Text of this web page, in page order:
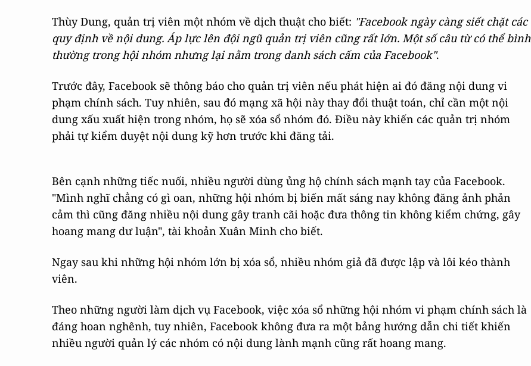
Thùy Dung, quản trị viên một nhóm về dịch thuật cho biết: "Facebook ngày càng siết chặt các
quy định về nội dung. Áp lực lên đội ngũ quản trị viên cũng rất lớn. Một số câu từ có thể bình
thường trong hội nhóm nhưng lại nằm trong danh sách cấm của Facebook".
Trước đây, Facebook sẽ thông báo cho quản trị viên nếu phát hiện ai đó đăng nội dung vi
phạm chính sách. Tuy nhiên, sau đó mạng xã hội này thay đổi thuật toán, chỉ cần một nội
dung xấu xuất hiện trong nhóm, họ sẽ xóa sổ nhóm đó. Điều này khiến các quản trị nhóm
phải tự kiểm duyệt nội dung kỹ hơn trước khi đăng tải.
Bên cạnh những tiếc nuối, nhiều người dùng ủng hộ chính sách mạnh tay của Facebook.
"Mình nghĩ chẳng có gì oan, những hội nhóm bị biến mất sáng nay không đăng ảnh phản
cảm thì cũng đăng nhiều nội dung gây tranh cãi hoặc đưa thông tin không kiểm chứng, gây
hoang mang dư luận", tài khoản Xuân Minh cho biết.
Ngay sau khi những hội nhóm lớn bị xóa sổ, nhiều nhóm giả đã được lập và lôi kéo thành
viên.
Theo những người làm dịch vụ Facebook, việc xóa sổ những hội nhóm vi phạm chính sách là
đáng hoan nghênh, tuy nhiên, Facebook không đưa ra một bảng hướng dẫn chi tiết khiến
nhiều người quản lý các nhóm có nội dung lành mạnh cũng rất hoang mang.